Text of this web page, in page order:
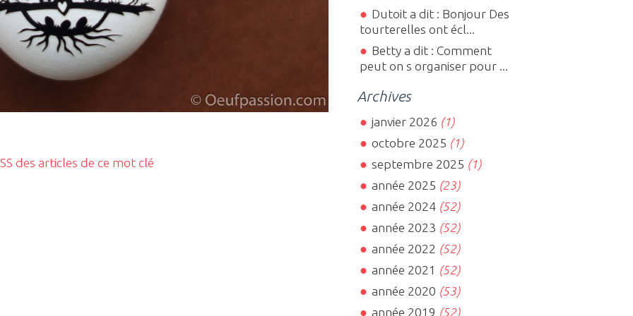
des articles de ce mot clé
Dutoit a dit : Bonjour Des
tourterelles ont écl...
Betty a dit : Comment
peut on s organiser pour ...
Archives
janvier 2026 (1)
octobre 2025 (1)
septembre 2025 (1)
année 2025 (23)
année 2024(52)
année 2023 (52)
année 2022 (52)
année 2021 (52)
année 2020 (53)
année 2019 (52)